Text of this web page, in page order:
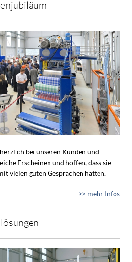
bei unseren Kunden und
Erscheinen und hoffen, dass sie
vielen guten Gesprächen hatten.
>> mehr Infos